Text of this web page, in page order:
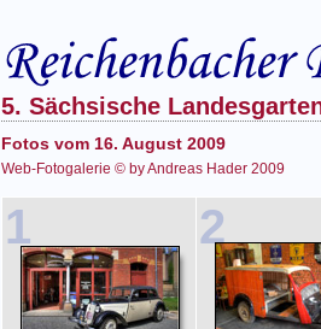
5. Sächsische
Fotos vom 16. August 2009
Web-Fotogalerie © by Andreas Hader 2009
1 2